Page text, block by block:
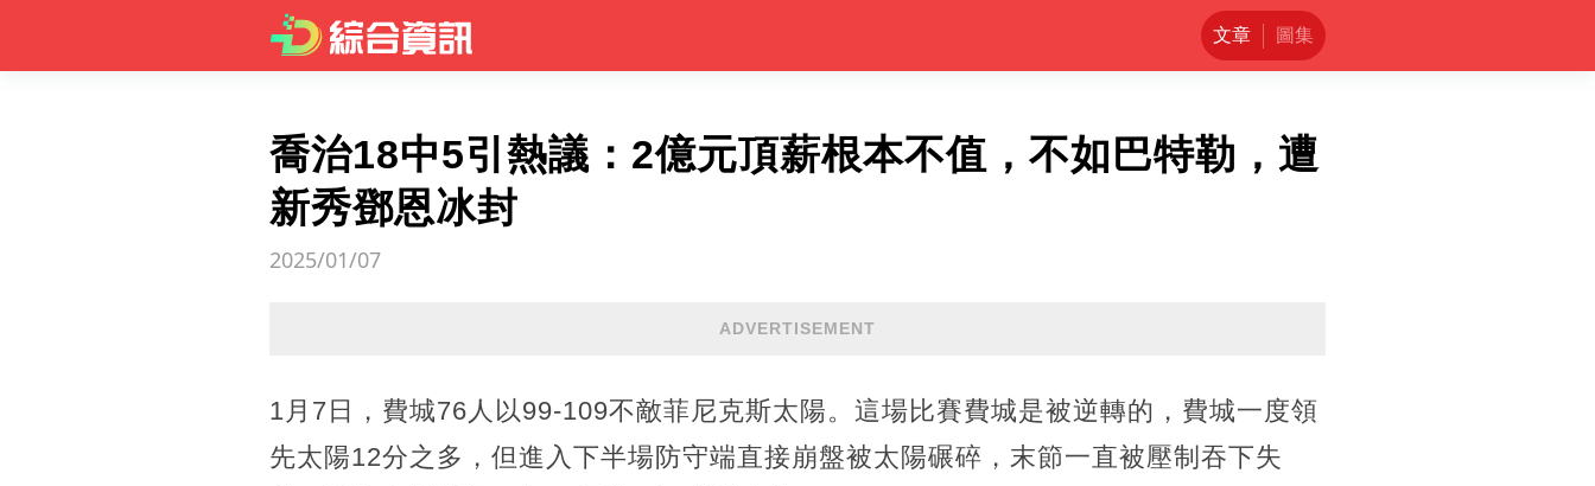
文章 圖集
喬治18中5引熱議：2億元頂薪根本不值，不如巴特勒，遭
新秀鄧恩冰封
2025/01/07
ADVERTISEMENT
1月7日，費城76人以99-109不敵菲尼克斯太陽。這場比賽費城是被逆轉的，費城一度領
先太陽12分之多，但進入下半場防守端直接崩盤被太陽碾碎，末節一直被壓制吞下失